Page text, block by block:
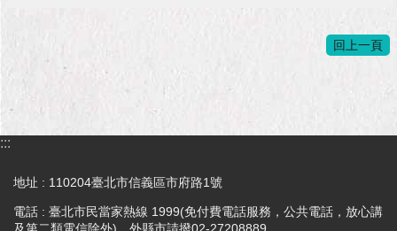
回上一頁
:::
地址 : 110204臺北市信義區市府路1號
電話 : 臺北市民當家熱線 1999(免付費電話服務，公共電話，放心講